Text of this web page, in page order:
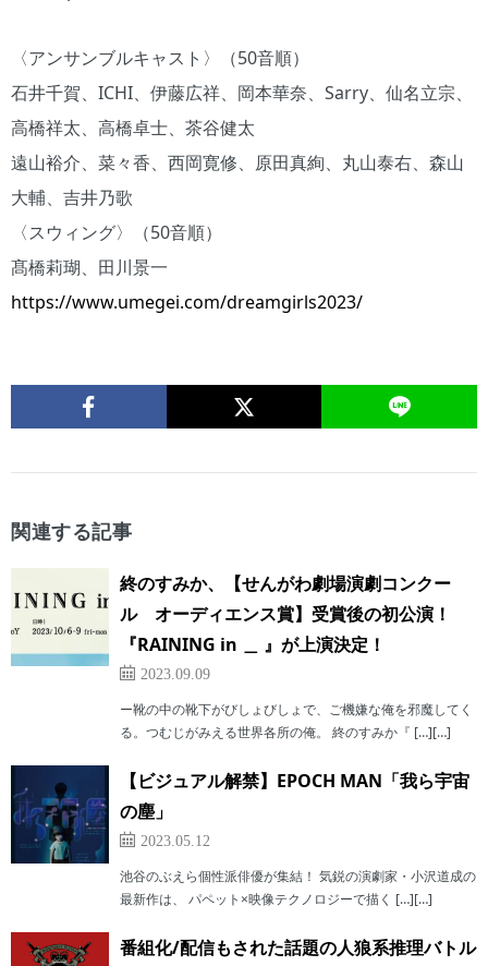
〈アンサンブルキャスト〉（50音順）
石井千賀、ICHI、伊藤広祥、岡本華奈、Sarry、仙名立宗、
高橋祥太、高橋卓士、茶谷健太
遠山裕介、菜々香、西岡寛修、原田真絢、丸山泰右、森山
大輔、吉井乃歌
〈スウィング〉（50音順）
髙橋莉瑚、田川景一
https://www.umegei.com/dreamgirls2023/
関連する記事
終のすみか、【せんがわ劇場演劇コンクー
ル オーディエンス賞】受賞後の初公演！
『RAINING in ＿ 』が上演決定！
2023.09.09
ー靴の中の靴下がびしょびしょで、ご機嫌な俺を邪魔してく
る。つむじがみえる世界各所の俺。 終のすみか『 […][…]
【ビジュアル解禁】EPOCH MAN「我ら宇宙
の塵」
2023.05.12
池谷のぶえら個性派俳優が集結！ 気鋭の演劇家・小沢道成の
最新作は、 パペット×映像テクノロジーで描く […][…]
番組化/配信もされた話題の人狼系推理バトル